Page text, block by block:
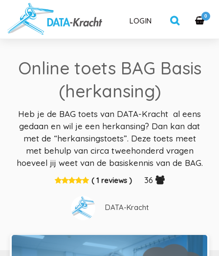
LOGIN
0
Online toets BAG Basis
(herkansing)
Heb je de BAG toets van DATA-Kracht al eens
gedaan en wil je een herkansing? Dan kan dat
met de “herkansingstoets”. Deze toets meet
met behulp van circa tweehonderd vragen
hoeveel jij weet van de basiskennis van de BAG.
( 1 reviews ) 36
DATA-Kracht